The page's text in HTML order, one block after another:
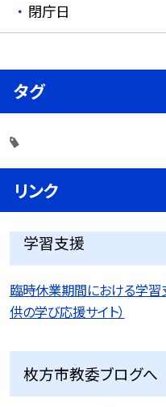
閉庁日
タグ
リンク
学習支援
臨時休業期間における学習
供の学び応援サイト）
枚方市教委ブログへ